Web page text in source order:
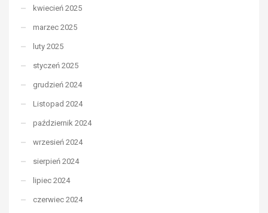
kwiecień 2025
marzec 2025
luty 2025
styczeń 2025
grudzień 2024
Listopad 2024
październik 2024
wrzesień 2024
sierpień 2024
lipiec 2024
czerwiec 2024